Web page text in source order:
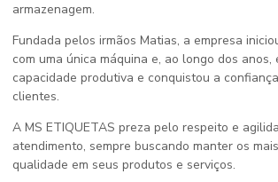
armazenagem.
Fundada pelos irmãos Matias, a empresa
com uma única máquina e, ao longo dos anos,
capacidade produtiva e conquistou a
clientes.
A MS ETIQUETAS preza pelo respeito e
atendimento, sempre buscando manter os
qualidade em seus produtos e serviços.